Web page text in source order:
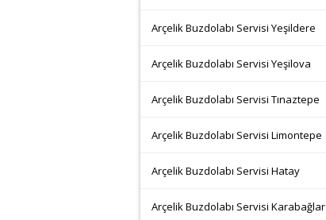
Arçelik Buzdolabı Servisi Yeşildere
Arçelik Buzdolabı Servisi Yeşilova
Arçelik Buzdolabı Servisi Tınaztepe
Arçelik Buzdolabı Servisi Limontepe
Arçelik Buzdolabı Servisi Hatay
Arçelik Buzdolabı Servisi Karabağlar